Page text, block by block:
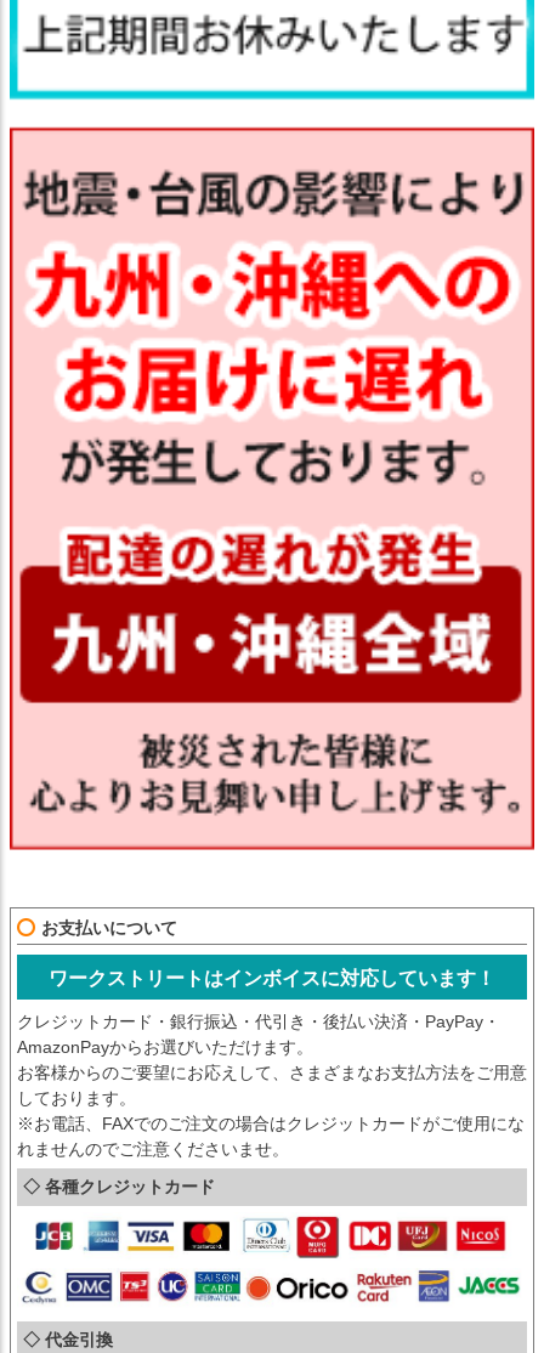
お支払いについて
ワークストリートはインボイスに対応しています！
クレジットカード・銀行振込・代引き・後払い決済・PayPay・
AmazonPayからお選びいただけます。
お客様からのご要望にお応えして、さまざまなお支払方法をご用意
しております。
※お電話、FAXでのご注文の場合はクレジットカードがご使用にな
れませんのでご注意くださいませ。
◇ 各種クレジットカード
◇ 代金引換